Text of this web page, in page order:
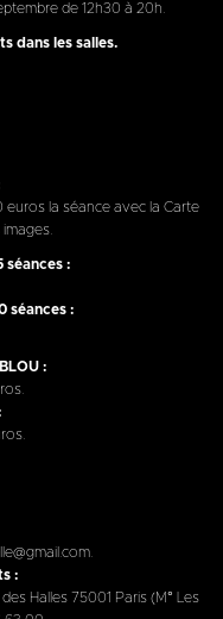
de 12h30 à 20h.
dans les salles.
la séance avec la Carte
séances :
séances :
:
:
Halles 75001 Paris (M° Les